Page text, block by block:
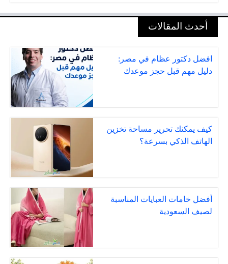
أحدث المقالات
افضل دكتور عظام في مصر:
دليل مهم قبل حجز موعدك
كيف يمكنك تحرير مساحة تخزين
الهاتف الذكي بسرعة؟
أفضل خامات العبايات المناسبة
لصيف السعودية